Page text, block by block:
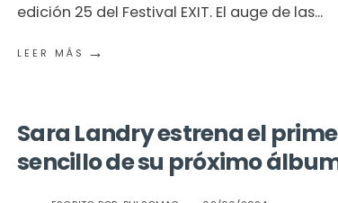
edición 25 del Festival EXIT. El auge de las...
LEER MÁS →
Sara Landry estrena el
sencillo de su próximo